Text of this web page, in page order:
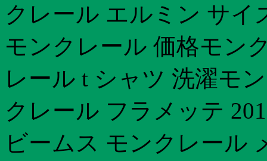
クレール エルミン サイ
モンクレール 価格モン
レール t シャツ 洗濯モ
クレール フラメッテ
ビームス モンクレール